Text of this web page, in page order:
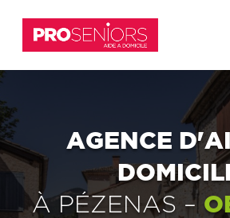
AGENCE
ÀPÉZENAS –